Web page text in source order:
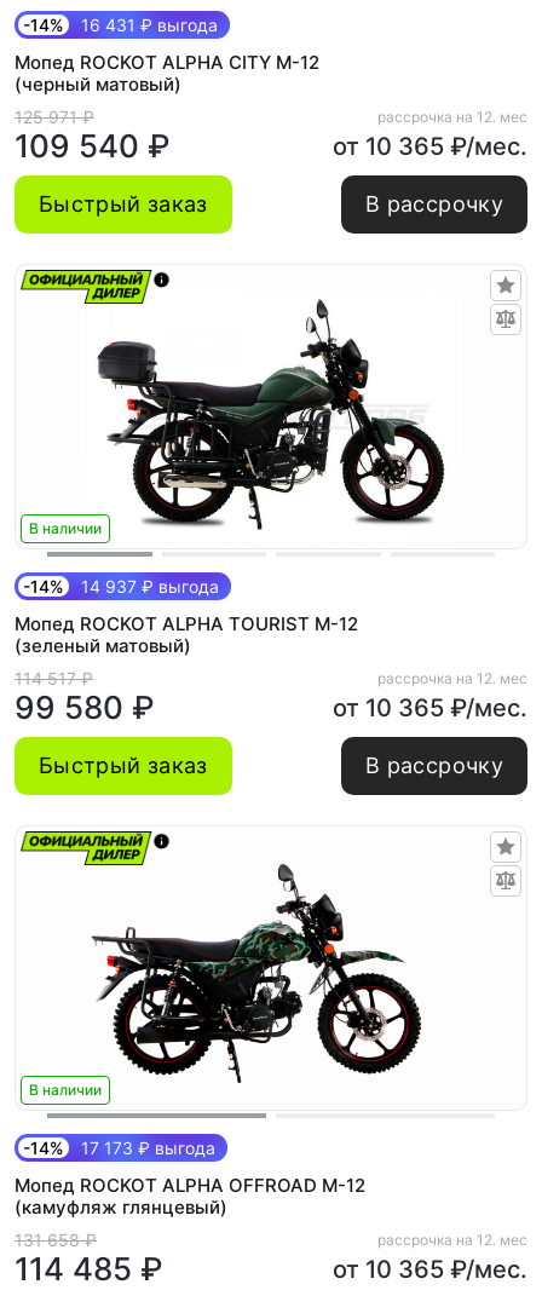
-14% 16 431 ₽ выгода
Мопед ROCKOT ALPHA CITY M-12
(черный матовый)
125 971 ₽
109 540 ₽
рассрочка на 12. мес
от 10 365 ₽/мес.
Быстрый заказ В рассрочку
В наличии
-14% 14 937 ₽ выгода
Мопед ROCKOT ALPHA TOURIST M-12
(зеленый матовый)
114 517 ₽
99 580 ₽
рассрочка на 12. мес
от 10 365 ₽/мес.
Быстрый заказ В рассрочку
В наличии
-14% 17 173 ₽ выгода
Мопед ROCKOT ALPHA OFFROAD M-12
(камуфляж глянцевый)
131 658 ₽
114 485 ₽
рассрочка на 12. мес
от 10 365 ₽/мес.